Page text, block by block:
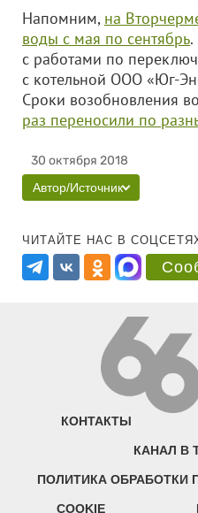
Напомним, на
воды с мая по сентябрь
с работами по
с котельной ООО «Юг-
Сроки возобновления
раз переносили по
30 октября 2018
Автор/Источник
ЧИТАЙТЕ НАС В
КОНТАКТЫ
КАНАЛ В
ПОЛИТИКА ОБРАБОТКИ
COOKIE